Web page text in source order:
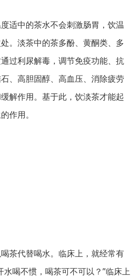
适中的茶水不会刺激肠胃，饮温
。淡茶中的茶多酚、黄酮类、多
过利尿解毒，调节免疫功能、抗
、高胆固醇、高血压、消除疲劳
解作用。基于此，饮淡茶才能起
作用。
茶代替喝水。临床上，就经常有
水喝不惯，喝茶可不可以？”临床上